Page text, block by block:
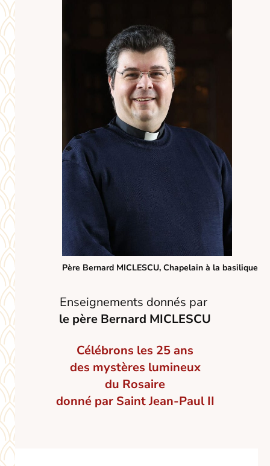
Père Bernard MICLESCU, Chapelain à la basilique
Enseignements donnés par
le père Bernard MICLESCU
Célébrons les 25 ans
des mystères lumineux
du Rosaire
donné par Saint Jean-Paul II